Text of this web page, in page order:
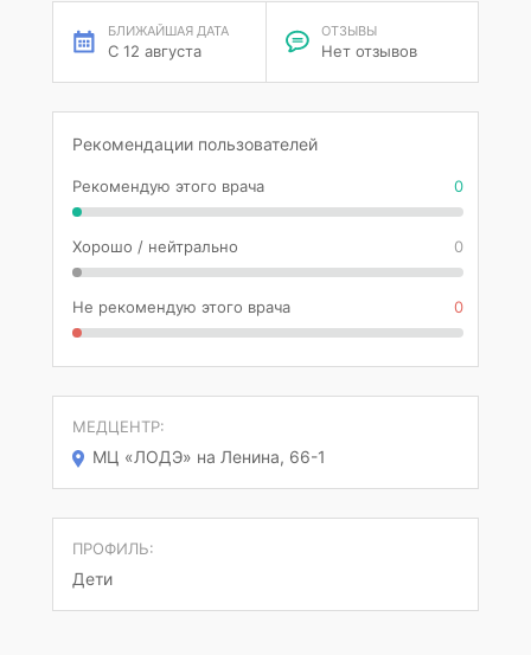
БЛИЖАЙШАЯ ДАТА
С 12 августа
ОТЗЫВЫ
Нет отзывов
Рекомендации пользователей
Рекомендую этого врача 0
Хорошо / нейтрально 0
Не рекомендую этого врача 0
МЕДЦЕНТР:
МЦ «ЛОДЭ» на Ленина, 66-1
ПРОФИЛЬ:
Дети